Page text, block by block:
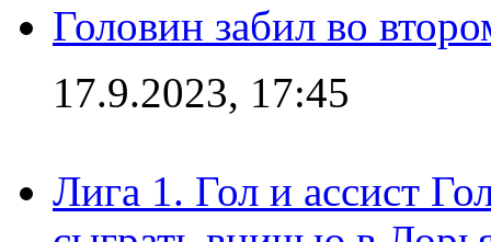
Головин забил во
17.9.2023, 17:45
Лига 1. Гол и ассист